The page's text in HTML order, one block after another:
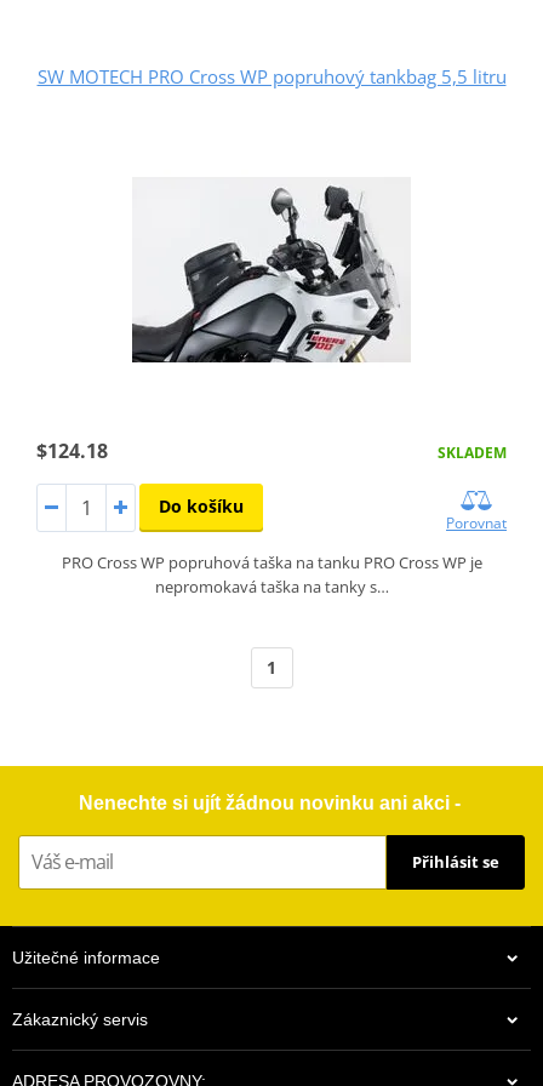
SW MOTECH PRO Cross WP popruhový tankbag 5,5 litru
$124.18 SKLADEM
Do košíku
Porovnat
PRO Cross WP popruhová taška na tanku PRO Cross WP je
nepromokavá taška na tanky s…
1
Nenechte si ujít žádnou novinku ani akci -
Přihlásit se
Užitečné informace
Zákaznický servis
ADRESA PROVOZOVNY: